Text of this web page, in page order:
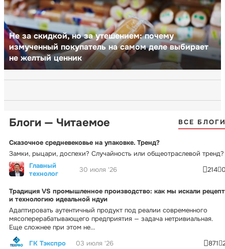
Не за скидкой, но за утешением: почему
измученный покупатель на самом деле выбирает
не желтый ценник
Блоги — Читаемое ВСЕ
Сказочное средневековье на упаковке. Тренд?
Замки, рыцари, доспехи? Случайность или общеотраслевой тренд?
Главный
технолог
30 июля '26 214
Традиция VS промышленное производство: как мы искали рецепт
и технологию идеальной ндуи
Адаптировать аутентичный продукт под реалии современного
мясоперерабатывающего предприятия — задача нетривиальная.
Еще сложнее при этом не...
ГК Тэкспро
03 июля '26 871